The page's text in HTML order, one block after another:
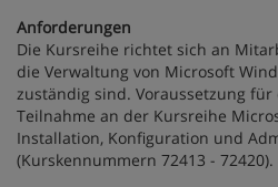
Anforderungen
Die Kursreihe richtet sich an
die Verwaltung von Microsoft
zuständig sind. Voraussetzung
Teilnahme an der Kursreihe
Installation, Konfiguration und
(Kurskennummern 72413 - 72420).